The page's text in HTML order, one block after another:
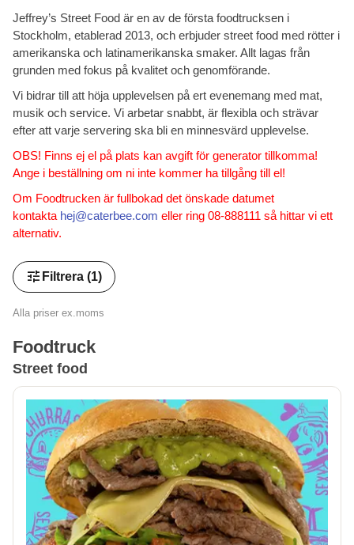
Jeffrey’s Street Food är en av de första foodtrucksen i
Stockholm, etablerad 2013, och erbjuder street food med rötter i
amerikanska och latinamerikanska smaker. Allt lagas från
grunden med fokus på kvalitet och genomförande.
Vi bidrar till att höja upplevelsen på ert evenemang med mat,
musik och service. Vi arbetar snabbt, är flexibla och strävar
efter att varje servering ska bli en minnesvärd upplevelse.
OBS! Finns ej el på plats kan avgift för generator tillkomma!
Ange i beställning om ni inte kommer ha tillgång till el!
Om Foodtrucken är fullbokad det önskade datumet
kontakta hej@caterbee.com eller ring 08-888111 så hittar vi ett
alternativ.
tune Filtrera (1)
Alla priser ex.moms
Foodtruck
Street food